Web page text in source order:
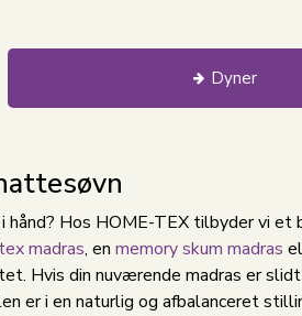
Dyner
hånd? Hos HOME-TEX tilbyder vi
madras, en memory skum madras
Hvis din nuværende madras er
er i en naturlig og afbalanceret